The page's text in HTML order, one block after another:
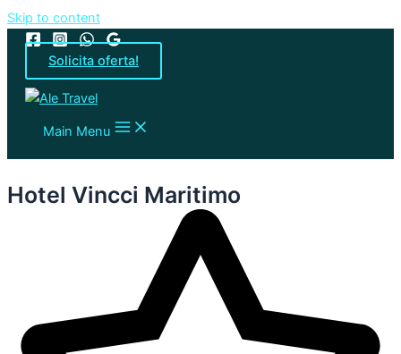
Skip to content
Solicita oferta!
Main Menu
Hotel Vincci Maritimo